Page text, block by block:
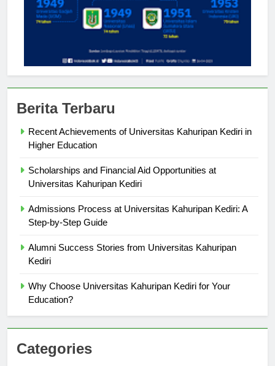
Berita Terbaru
Recent Achievements of Universitas Kahuripan Kediri in
Higher Education
Scholarships and Financial Aid Opportunities at
Universitas Kahuripan Kediri
Admissions Process at Universitas Kahuripan Kediri: A
Step-by-Step Guide
Alumni Success Stories from Universitas Kahuripan
Kediri
Why Choose Universitas Kahuripan Kediri for Your
Education?
Categories